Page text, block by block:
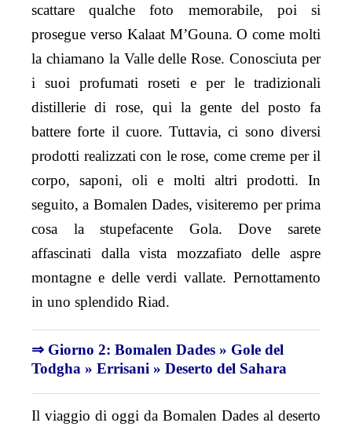
scattare qualche foto memorabile, poi si
prosegue verso Kalaat M’Gouna. O come molti
la chiamano la Valle delle Rose. Conosciuta per
i suoi profumati roseti e per le tradizionali
distillerie di rose, qui la gente del posto fa
battere forte il cuore. Tuttavia, ci sono diversi
prodotti realizzati con le rose, come creme per il
corpo, saponi, oli e molti altri prodotti. In
seguito, a Bomalen Dades, visiteremo per prima
cosa la stupefacente Gola. Dove sarete
affascinati dalla vista mozzafiato delle aspre
montagne e delle verdi vallate. Pernottamento
in uno splendido Riad.
⇒ Giorno 2: Bomalen Dades » Gole del
Todgha » Errisani » Deserto del Sahara
Il viaggio di oggi da Bomalen Dades al deserto